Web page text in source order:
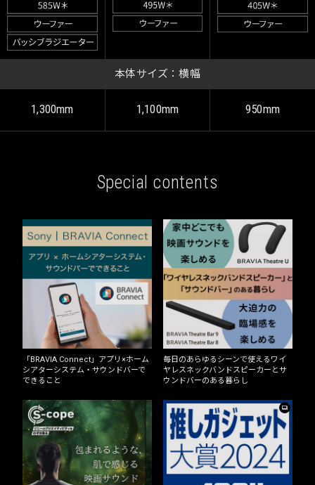
本体サイズ：横幅
1,300mm 1,100mm 950mm
Special contents
「BRAVIA Connect」アプリ×ホーム
シアターシステム・サウンドバーで
できること
毎日のあらゆるシーンで使えるワイ
ヤレスネックバンドスピーカーとサ
ウンドバーのある暮らし